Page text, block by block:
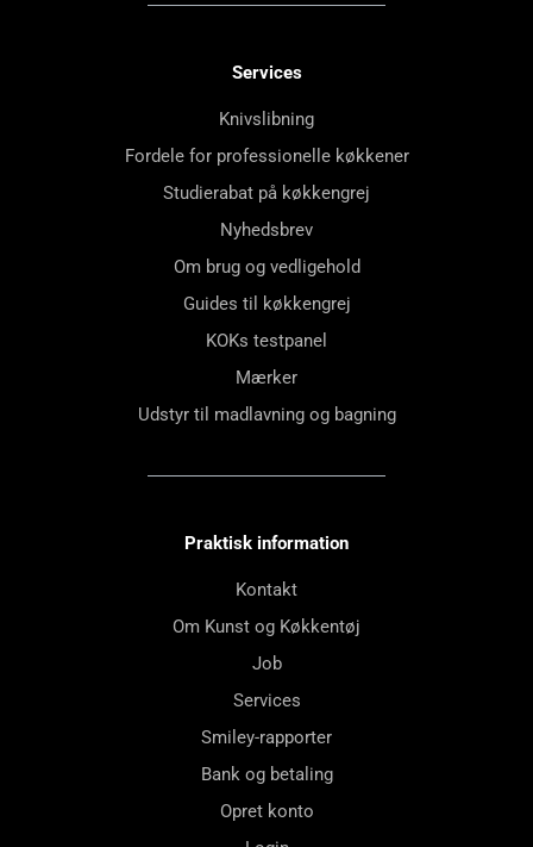
Services
Knivslibning
Fordele for professionelle køkkener
Studierabat på køkkengrej
Nyhedsbrev
Om brug og vedligehold
Guides til køkkengrej
KOKs testpanel
Mærker
Udstyr til madlavning og bagning
Praktisk information
Kontakt
Om Kunst og Køkkentøj
Job
Services
Smiley-rapporter
Bank og betaling
Opret konto